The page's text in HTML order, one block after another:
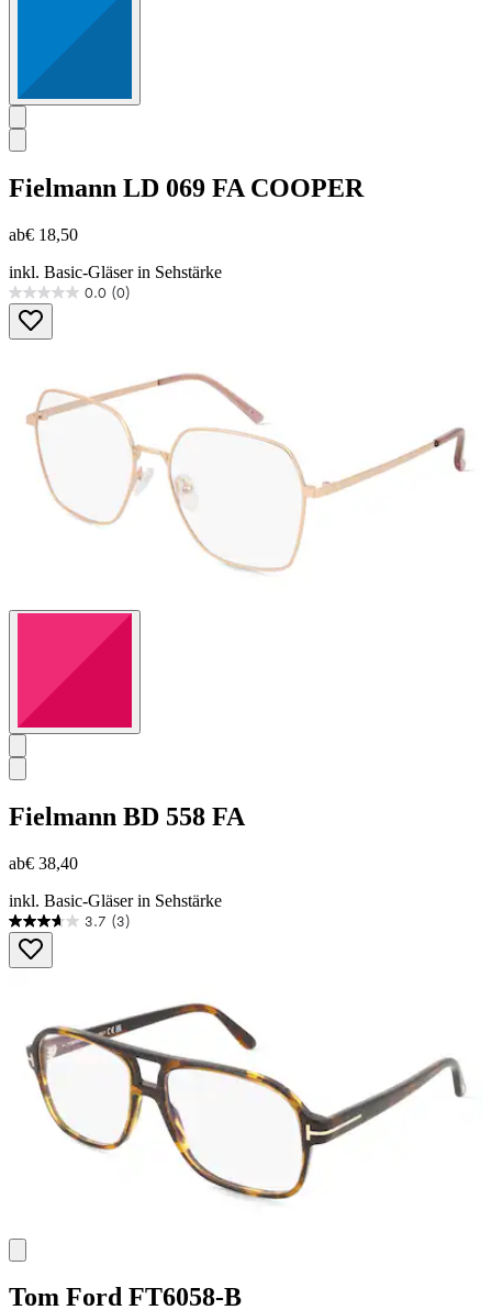
Fielmann LD 069 FA COOPER
ab€ 18,50
inkl. Basic-Gläser in Sehstärke
0.0 (0)
0.0
von
5
Fielmann BD 558 FA
ab€ 38,40
inkl. Basic-Gläser in Sehstärke
3.7 (3)
3.7
von
5
Bewertungen
Tom Ford FT6058-B